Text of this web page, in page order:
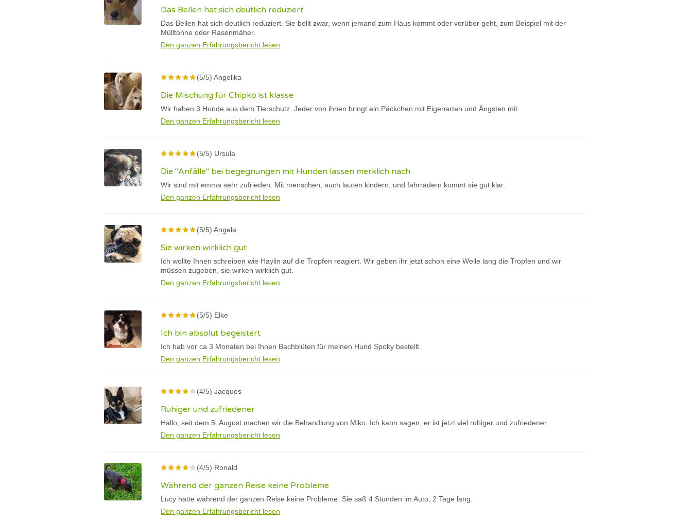
Das Bellen hat sich deutlich reduziert
Das Bellen hat sich deutlich reduziert. Sie bellt zwar, wenn jemand zum Haus kommt oder vorüber geht, zum Beispiel mit der
Mülltonne oder Rasenmäher.
Den ganzen Erfahrungsbericht lesen
(5/5) Angelika
Die Mischung für Chipko ist klasse
Wir haben 3 Hunde aus dem Tierschutz. Jeder von ihnen bringt ein Päckchen mit Eigenarten und Ängsten mit.
Den ganzen Erfahrungsbericht lesen
(5/5) Ursula
Die "Anfälle" bei begegnungen mit Hunden lassen merklich nach
Wir sind mit emma sehr zufrieden. Mit menschen, auch lauten kindern, und fahrrädern kommt sie gut klar.
Den ganzen Erfahrungsbericht lesen
(5/5) Angela
Sie wirken wirklich gut
Ich wollte Ihnen schreiben wie Haylin auf die Tropfen reagiert. Wir geben ihr jetzt schon eine Weile lang die Tropfen und wir
müssen zugeben, sie wirken wirklich gut.
Den ganzen Erfahrungsbericht lesen
(5/5) Elke
Ich bin absolut begeistert
Ich hab vor ca 3 Monaten bei Ihnen Bachblüten für meinen Hund Spoky bestellt.
Den ganzen Erfahrungsbericht lesen
(4/5) Jacques
Ruhiger und zufriedener
Hallo, seit dem 5. August machen wir die Behandlung von Miko. Ich kann sagen, er ist jetzt viel ruhiger und zufriedener.
Den ganzen Erfahrungsbericht lesen
(4/5) Ronald
Während der ganzen Reise keine Probleme
Lucy hatte während der ganzen Reise keine Probleme. Sie saß 4 Stunden im Auto, 2 Tage lang.
Den ganzen Erfahrungsbericht lesen